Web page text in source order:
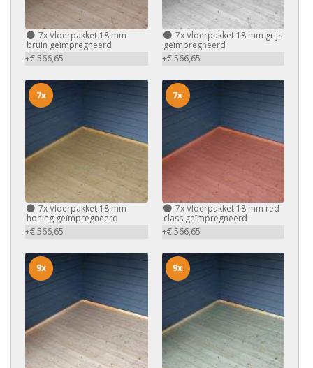
7xVloerpakket 18 mm
bruin geïmpregneerd
+€ 566,65
7xVloerpakket 18 mm grijs
geïmpregneerd
+€ 566,65
7xVloerpakket 18 mm
honing geïmpregneerd
+€ 566,65
7x
7xVloerpakket 18 mm red
class geïmpregneerd
+€ 566,65
7x
9x 9x